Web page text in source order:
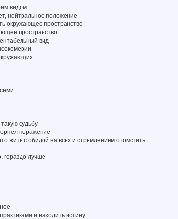
видом
нейтральное положение
окружающее пространство
пространство
вид
судьбу
поражение
жить с обидой на всех и стремлением отомстить
гораздо лучше
и находить истину